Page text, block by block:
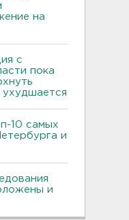
на
с
пока
10 самых
и
и